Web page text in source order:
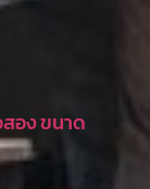
อง ขนาด